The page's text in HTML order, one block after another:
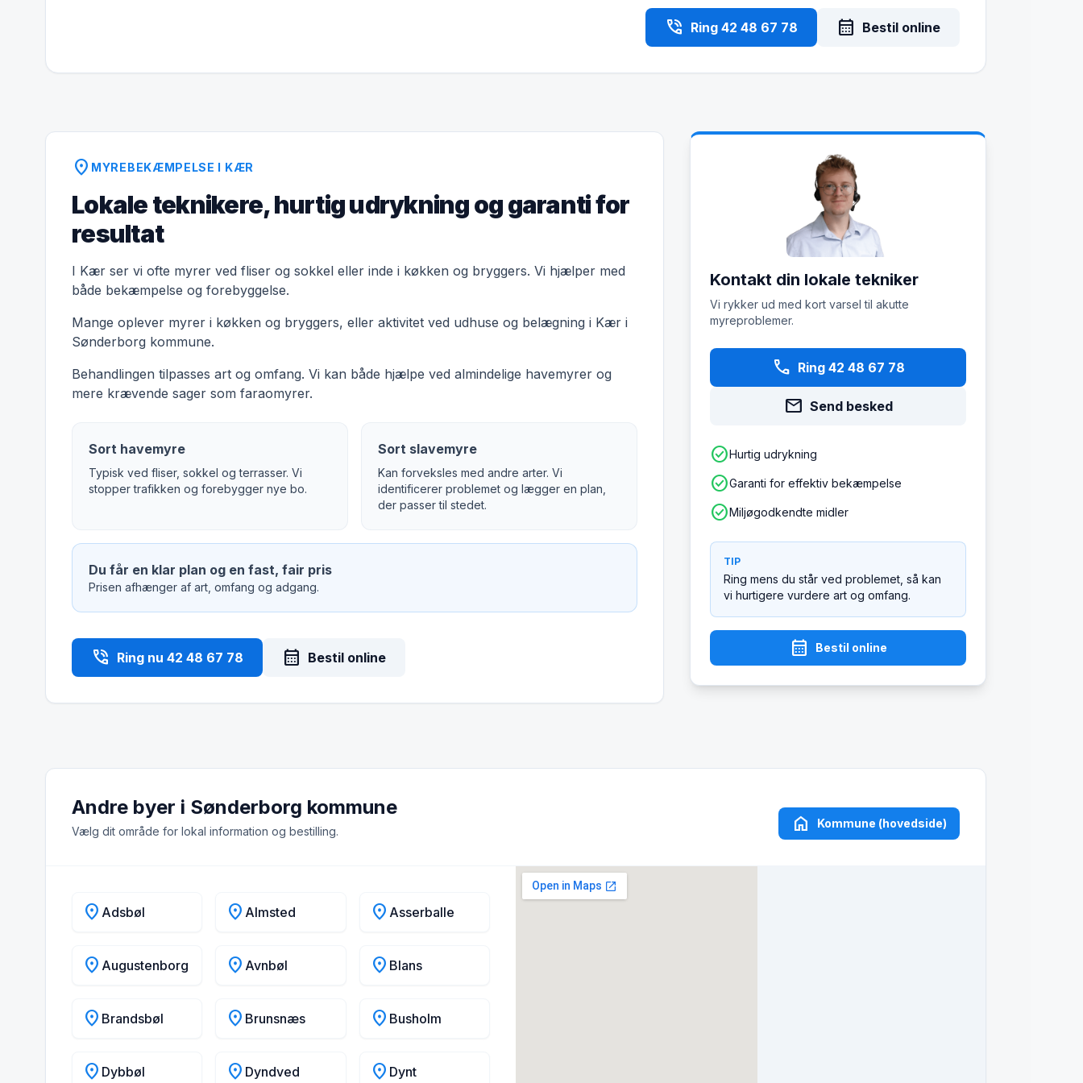
phone_in_talk Ring 42 48 67 78 calendar_month Bestil online
location_on MYREBEKÆMPELSE I KÆR
Lokale teknikere, hurtig udrykning og garanti for
resultat
I Kær ser vi ofte myrer ved fliser og sokkel eller inde i køkken og bryggers. Vi hjælper med
både bekæmpelse og forebyggelse.
Mange oplever myrer i køkken og bryggers, eller aktivitet ved udhuse og belægning i Kær i
Sønderborg kommune.
Behandlingen tilpasses art og omfang. Vi kan både hjælpe ved almindelige havemyrer og
mere krævende sager som faraomyrer.
Sort havemyre
Typisk ved fliser, sokkel og terrasser. Vi
stopper trafikken og forebygger nye bo.
Sort slavemyre
Kan forveksles med andre arter. Vi
identificerer problemet og lægger en plan,
der passer til stedet.
Du får en klar plan og en fast, fair pris
Prisen afhænger af art, omfang og adgang.
phone_in_talk Ring nu 42 48 67 78 calendar_month Bestil online
Kontakt din lokale tekniker
Vi rykker ud med kort varsel til akutte
myreproblemer.
phone Ring 42 48 67 78
mail Send besked
check_circleHurtig udrykning
check_circleGaranti for effektiv bekæmpelse
check_circleMiljøgodkendte midler
TIP
Ring mens du står ved problemet, så kan
vi hurtigere vurdere art og omfang.
calendar_month Bestil online
Andre byer i Sønderborg kommune
Vælg dit område for lokal information og bestilling. home Kommune (hovedside)
location_on Adsbøl location_on Almsted location_on Asserballe
location_on Augustenborg location_on Avnbøl location_on Blans
location_on Brandsbøl location_on Brunsnæs location_on Busholm
location_on Dybbøl location_on Dyndved location_on Dynt